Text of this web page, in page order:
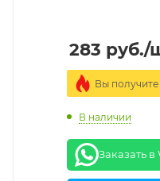
283 руб./
Вы получите
В наличии
Заказать